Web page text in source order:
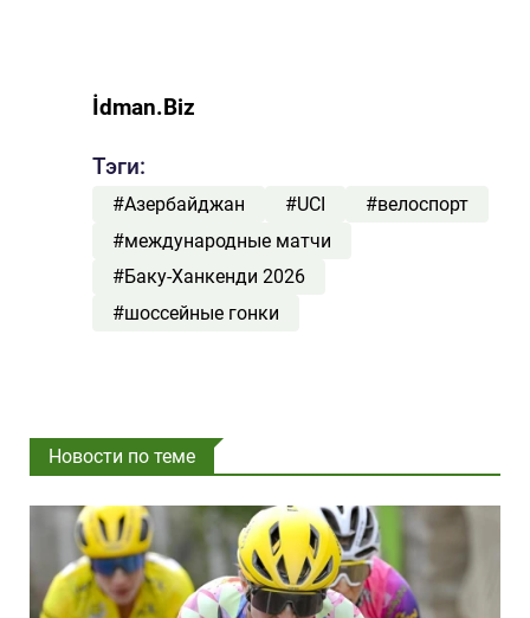
İdman.Biz
Тэги:
#Азербайджан #UCI
#велоспорт
#международные матчи
#Баку-Ханкенди 2026
#шоссейные гонки
Новости по теме